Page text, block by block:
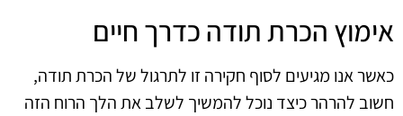
אימוץ הכרת תודה כדרך חיים
כאשר אנו מגיעים לסוף חקירה זו לתרגול של הכרת תודה,
חשוב להרהר כיצד נוכל להמשיך לשלב את הלך הרוח הזה